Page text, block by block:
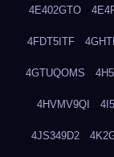
4E402GTO
4FDT5ITF
4GTUQOMS
4HVMV9QI
4JS349D2